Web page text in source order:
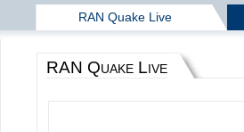
RAN Quake Live
RAN Quake Live